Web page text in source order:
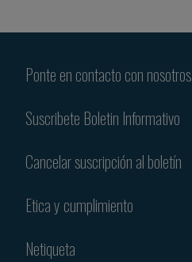
Ponte en contacto con nosotros
Suscribete Boletin Informativo
Cancelar suscripción al boletín
Etica y cumplimiento
Netiqueta